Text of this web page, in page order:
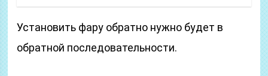
Установить фару обратно нужно будет в
обратной последовательности.